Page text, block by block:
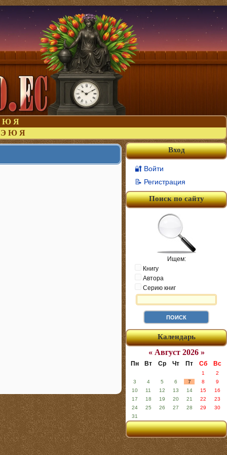
Ю Я
Э Ю Я
Вход
🔐 Войти
📝 Регистрация
Поиск по сайту
Ищем:
Книгу
Автора
Серию книг
Календарь
« Август 2026 »
Пн Вт Ср Чт Пт Сб Вс
1
2
3
4 5 6 7 8
9
10
11 12 13 14 15
16
17
18 19 20 21 22
23
24
25 26 27 28 29
30
31